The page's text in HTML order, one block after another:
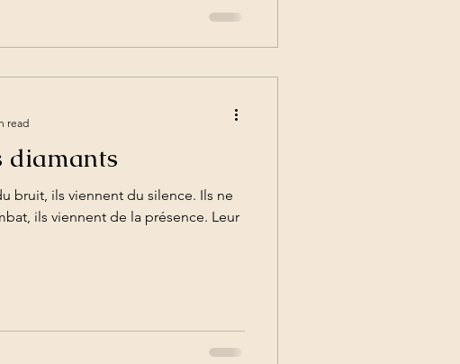
diamants
bruit, ils viennent du silence. Ils ne
ils viennent de la présence. Leur
read